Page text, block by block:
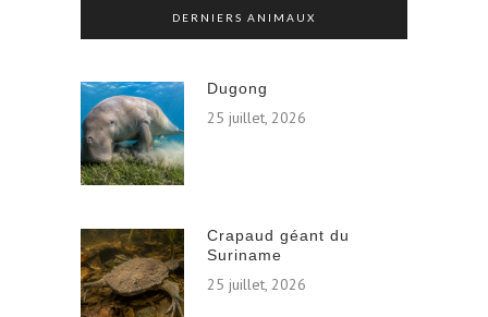
DERNIERS ANIMAUX
Dugong
25 juillet, 2026
Crapaud géant du
Suriname
25 juillet, 2026